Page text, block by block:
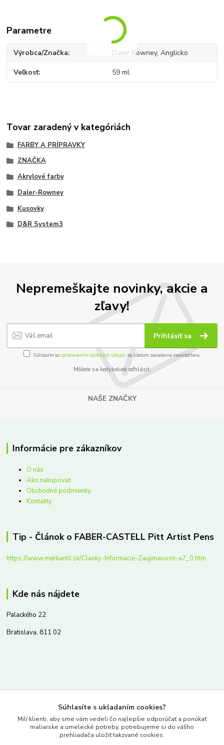
Parametre
Výrobca/Značka Daler Rowney, Anglicko
Veľkosť 59 ml
Tovar zaradený v kategóriách
FARBY A PRÍPRAVKY
ZNAČKA
Akrylové farby
Daler-Rowney
Kusovky
D&R System3
Nepremeškajte novinky, akcie a
zľavy!
Prihlásiť sa
Súhlasím sospracovaním osobných údajov za účelom zasielania newslettera.
Môžete sa kedykoľvek odhlásiť.
NAŠE ZNAČKY
Informácie pre zákazníkov
O nás
Ako nakupovať
Obchodné podmienky
Kontakty
Tip - Článok o FABER-CASTELL Pitt Artist Pens
https://www.merkantil.sk/Clanky-Informacie-Zaujimavosti-a7_0.htm
Kde nás nájdete
Palackého 22
Bratislava, 811 02
www.merkantil.sk
Súhlasíte s ukladaním cookies?
Milí klienti, aby sme vám vedeli čo najlepšie odporúčať a ponúkať
maliarske a umelecké potreby, potrebujeme si do vášho
prehliadača uložiť takzvané cookies.